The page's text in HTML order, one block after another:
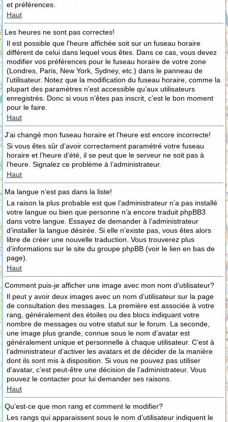
et préférences.
Haut
Les heures ne sont pas correctes!
Il est possible que l’heure affichée soit sur un fuseau horaire
différent de celui dans lequel vous êtes. Dans ce cas, vous devez
modifier vos préférences pour le fuseau horaire de votre zone
(Londres, Paris, New York, Sydney, etc.) dans le panneau de
l’utilisateur. Notez que la modification du fuseau horaire, comme la
plupart des paramètres n’est accessible qu’aux utilisateurs
enregistrés. Donc si vous n’êtes pas inscrit, c’est le bon moment
pour le faire.
Haut
J’ai changé mon fuseau horaire et l’heure est encore incorrecte!
Si vous êtes sûr d’avoir correctement paramétré votre fuseau
horaire et l’heure d’été, il se peut que le serveur ne soit pas à
l’heure. Signalez ce problème à l’administrateur.
Haut
Ma langue n’est pas dans la liste!
La raison la plus probable est que l’administrateur n’a pas installé
votre langue ou bien que personne n’a encore traduit phpBB3
dans votre langue. Essayez de demander à l’administrateur
d’installer la langue désirée. Si elle n’existe pas, vous êtes alors
libre de créer une nouvelle traduction. Vous trouverez plus
d’informations sur le site du groupe phpBB (voir le lien en bas de
page).
Haut
Comment puis-je afficher une image avec mon nom d’utilisateur?
Il peut y avoir deux images avec un nom d’utilisateur sur la page
de consultation des messages. La première est associée à votre
rang, généralement des étoiles ou des blocs indiquant votre
nombre de messages ou votre statut sur le forum. La seconde,
une image plus grande, connue sous le nom d’avatar est
généralement unique et personnelle à chaque utilisateur. C’est à
l’administrateur d’activer les avatars et de décider de la manière
dont ils sont mis à disposition. Si vous ne pouvez pas utiliser
d’avatar, c’est peut-être une décision de l’administrateur. Vous
pouvez le contacter pour lui demander ses raisons.
Haut
Qu’est-ce que mon rang et comment le modifier?
Les rangs qui apparaissent sous le nom d’utilisateur indiquent le